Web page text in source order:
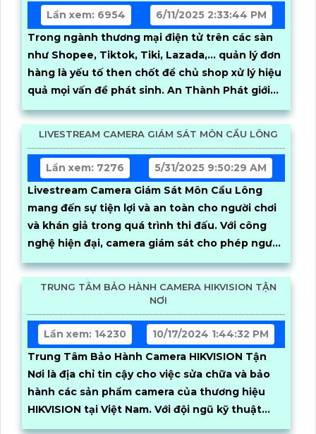
thiết bị như điện thoại, ipad, laptop, máy tính
đáp ứng nhu cầu quản lý linh hoạt mọi lúc mọi
nơi
Lần xem: 6954
6/11/2025 2:33:44 PM
Trong ngành thương mại điện tử trên các sàn
như Shopee, Tiktok, Tiki, Lazada,… quản lý đơn
hàng là yếu tố then chốt để chủ shop xử lý hiệu
quả mọi vấn đề phát sinh. An Thành Phát giới
thiệu giải pháp quản lý đóng hàng bằng phần
mềm trên máy tính kết hợp camera soi mã vận
quy trình quản lý
LIVESTREAM CAMERA GIÁM SÁT MÔN CẦU LÔNG
Lần xem: 7276
5/31/2025 9:50:29 AM
Livestream Camera Giám Sát Môn Cầu Lông
mang đến sự tiện lợi và an toàn cho người chơi
và khán giả trong quá trình thi đấu. Với công
nghệ hiện đại, camera giám sát cho phép người
xem theo dõi trực tiếp từ xa mọi diễn biến trận
đấu một cách chi tiết và rõ ràng
TRUNG TÂM BẢO HÀNH CAMERA HIKVISION TẬN
NƠI
Lần xem: 14230
10/17/2024 1:44:32 PM
Trung Tâm Bảo Hành Camera HIKVISION Tận
Nơi là địa chỉ tin cậy cho việc sửa chữa và bảo
hành các sản phẩm camera của thương hiệu
HIKVISION tại Việt Nam. Với đội ngũ kỹ thuật
viên chuyên nghiệp và giàu kinh nghiệm, chúng